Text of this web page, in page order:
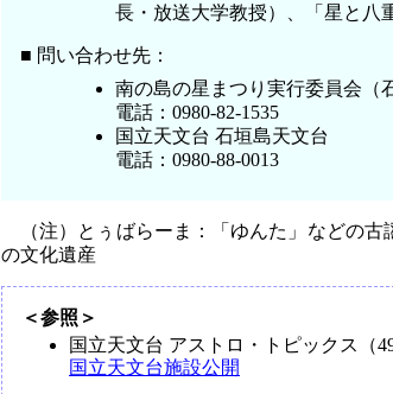
長・放送大学教授）、「星と八
■ 問い合わせ先：
南の島の星まつり実行委員会（
電話：0980-82-1535
国立天文台 石垣島天文台
電話：0980-88-0013
（注）とぅばらーま：「ゆんた」などの
の文化遺産
＜参照＞
国立天文台 アストロ・トピックス（
国立天文台施設公開